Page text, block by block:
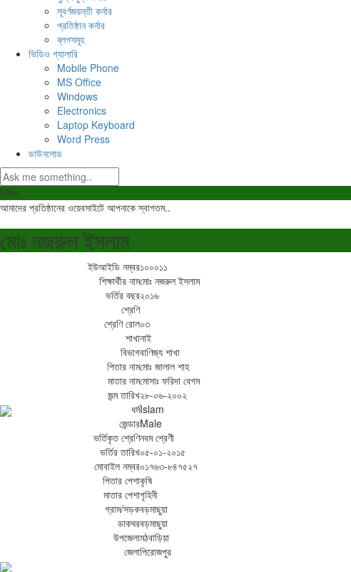
সূবর্ণজয়ন্তী কর্নার
প্রতিষ্ঠান কর্নার
ব্লগসমূহ
ভিডিও গ্যালারি
Mobile Phone
MS Office
Windows
Electronics
Laptop Keyboard
Word Press
ডাউনলোড
নিউজ:
আমাদের প্রতিষ্ঠানের ওয়েবসাইটে আপনাকে স্বাগতম..
মোঃ নজরুল ইসলাম
ইউআইডি নম্বর১০০০১১
শিক্ষার্থীর নামমোঃ নজরুল ইসলাম
ভর্তির বছর২০১৬
শ্রেণি
শ্রেণি রোল০৩
শাখানাই
বিভাগবাণিজ্য শাখা
পিতার নামমোঃ জালাল শাহ
মাতার নামমোসাঃ ফরিদা বেগম
জন্ম তারিখ২৮-০৬-২০০২
ধর্মIslam
জেন্ডারMale
ভর্তিকৃত শ্রেণিনবম শ্রেণী
ভর্তির তারিখ০৫-০১-২০১৫
মোবাইল নম্বর০১৭৬৩-৮৪৭৫২৭
পিতার পেশাকৃষি
মাতার পেশাগৃহিনী
গ্রাম/সড়কবড়মাছুয়া
ডাকঘরবড়মাছুয়া
উপজেলামঠবাড়িয়া
জেলাপিরোজপুর